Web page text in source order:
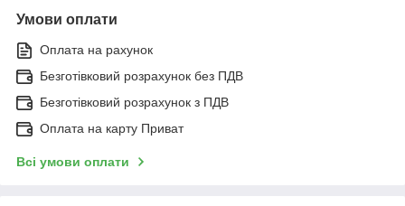
Умови оплати
Оплата на рахунок
Безготівковий розрахунок без ПДВ
Безготівковий розрахунок з ПДВ
Оплата на карту Приват
Всі умови оплати